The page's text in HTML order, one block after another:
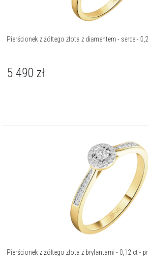
Pierścionek z żółtego złota z diamentem - serce -
5 490 zł
Pierścionek z żółtego złota z brylantami - 0,12 ct -